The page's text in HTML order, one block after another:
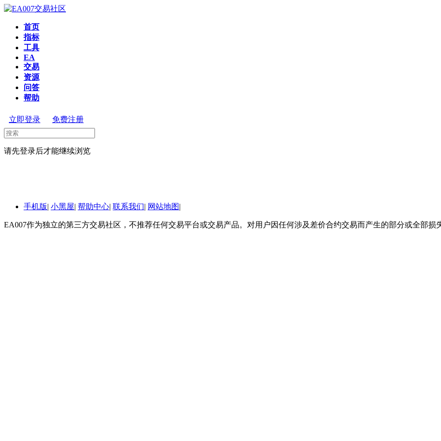
首页
指标
工具
EA
交易
资源
问答
帮助
立即登录 免费注册
请先登录后才能继续浏览
手机版| 小黑屋| 帮助中心| 联系我们| 网站地图|
EA007作为独立的第三方交易社区，不推荐任何交易平台或交易产品。对用户因任何涉及差价合约交易而产生的部分或全部损